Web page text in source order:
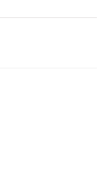
via X -
nieuwsbericht via
dit nieuwsbericht
dit